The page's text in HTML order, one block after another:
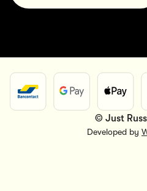
© Just
Developed by